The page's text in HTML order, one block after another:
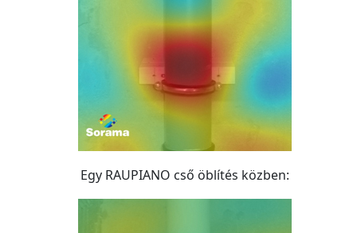
Egy RAUPIANO cső öblítés közben: